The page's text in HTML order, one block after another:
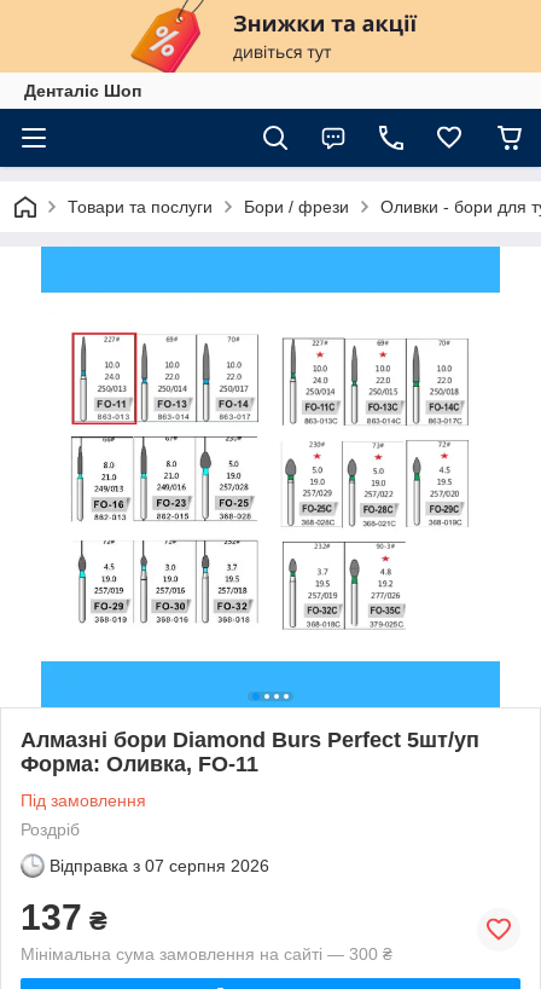
Денталіс Шоп
Товари та послуги Бори / фрези Оливки - бори для
Алмазні бори Diamond Burs Perfect 5шт/уп
Форма: Оливка, FO-11
Під замовлення
Роздріб
Відправка з 07 серпня 2026
137 ₴
Мінімальна сума замовлення на сайті — 300 ₴